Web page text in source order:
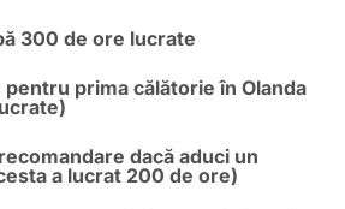
300 de ore lucrate
prima călătorie în Olanda
dacă aduci un
a lucrat 200 de ore)